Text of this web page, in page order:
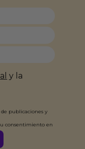
y la
publicaciones y
consentimiento en
ejercer tus